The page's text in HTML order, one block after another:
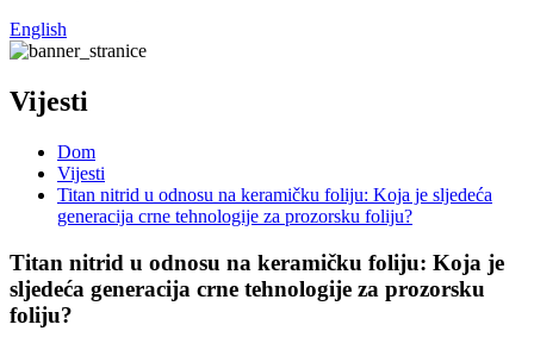
English
Vijesti
Dom
Vijesti
Titan nitrid u odnosu na keramičku foliju: Koja je sljedeća
generacija crne tehnologije za prozorsku foliju?
Titan nitrid u odnosu na keramičku foliju: Koja je
sljedeća generacija crne tehnologije za prozorsku
foliju?